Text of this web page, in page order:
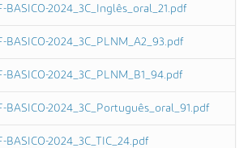
BASICO-2024_3C_Inglês_oral_21.pdf
BASICO-2024_3C_PLNM_A2_93.pdf
BASICO-2024_3C_PLNM_B1_94.pdf
BASICO-2024_3C_Português_oral_91.pdf
BASICO-2024_3C_TIC_24.pdf